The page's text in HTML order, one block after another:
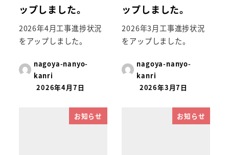
ップしました。
2026年4月工事進捗状況
をアップしました。
nagoya-nanyo-
kanri
2026年4月7日
ップしました。
2026年3月工事進捗状況
をアップしました。
nagoya-nanyo-
kanri
2026年3月7日
お知らせ お知らせ